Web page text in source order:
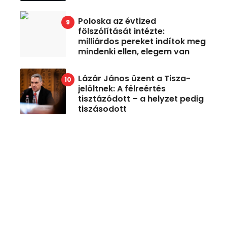
Poloska az évtized
fölszólítását intézte:
milliárdos pereket indítok meg
mindenki ellen, elegem van
Lázár János üzent a Tisza-
jelöltnek: A félreértés
tisztázódott – a helyzet pedig
tiszásodott